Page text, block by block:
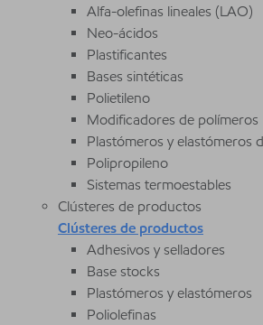
Alfa-olefinas lineales (LAO)
Neo-ácidos
Plastificantes
Bases sintéticas
Polietileno
Modificadores de polímeros
Plastómeros y elastómeros
Polipropileno
Sistemas termoestables
Clústeres de productos
Clústeres de productos
Adhesivos y selladores
Base stocks
Plastómeros y elastómeros
Poliolefinas